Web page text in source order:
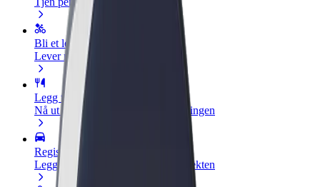
Bli et leveringsbud
Lever mat og få betalt ukentlig
Legg til en restaurant eller butikk
Nå ut til flere kunder og øk inntjeningen
Registrer deg som flåteeier
Legg til flåten din i Bolt og øk inntekten